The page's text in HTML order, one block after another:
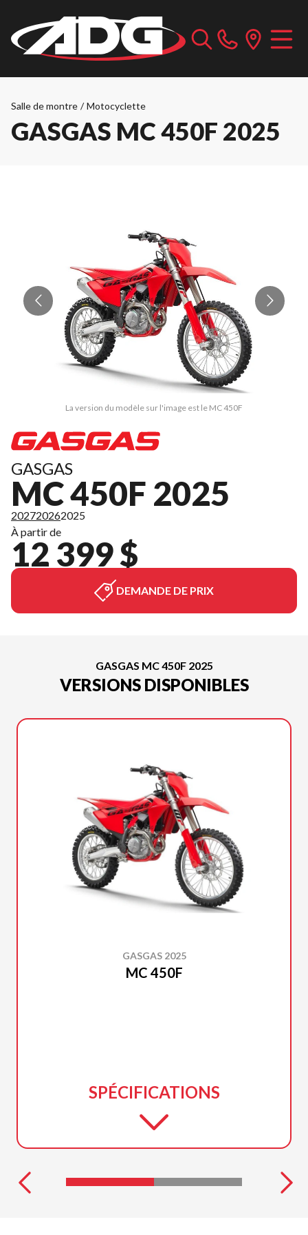
Salle de montre / Motocyclette
GASGAS MC 450F 2025
La version du modèle sur l'image est le MC 450F
GASGAS
MC 450F 2025
202720262025
À partir de
12 399 $
DEMANDE DE PRIX
GASGAS MC 450F 2025
VERSIONS DISPONIBLES
GASGAS 2025
MC 450F
SPÉCIFICATIONS